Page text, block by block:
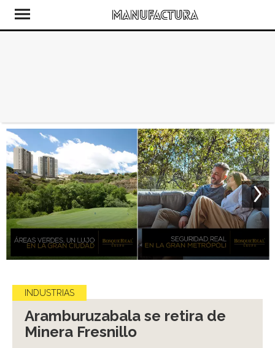
INDUSTRIAS
Aramburuzabala se retira de
Minera Fresnillo